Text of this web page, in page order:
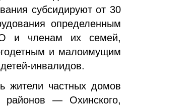
субсидируют от 30
определенным
и членам их семей,
и малоимущим
инвалидов.
жители частных домов
районов — Охинского,